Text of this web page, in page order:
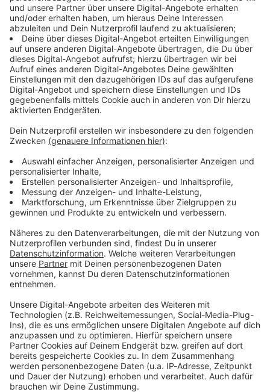
Immer auf dem Laufenden
bleiben!
Verpass' nichts mehr - mit unserem kostenlosen
ANTENNE BAYERN Newsletter. Ob Nachrichten,
Lifestyle oder unsere neuesten Aktionen - wir
informieren dich.
Zum Newsletter anmelden
Du möchtest uns etwas sagen?
Studio Hotline
Kontaktformular
Sprachnachricht